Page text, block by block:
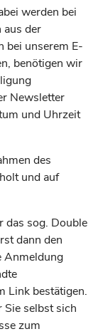
werden bei
aus der
bei unserem E-
benötigen wir
Newsletter
und Uhrzeit
des
und auf
das sog. Double
dann den
Anmeldung
Link bestätigen.
selbst sich
zum